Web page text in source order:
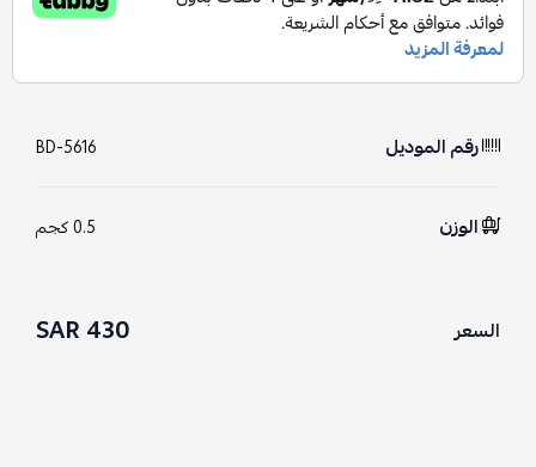
رقم الموديل BD-5616
الوزن 0.5 كجم
السعر 430 SAR